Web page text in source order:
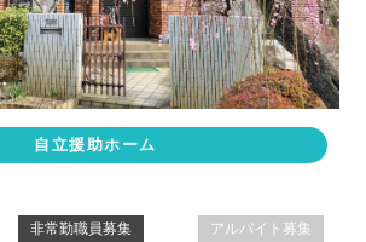
自立援助ホーム
非常勤職員募集
アルバイト募集